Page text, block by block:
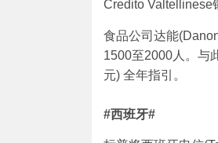
Credito Valtellinese
食品公司达能
1500至2000人。与
元) 全年指引。
#西班牙#